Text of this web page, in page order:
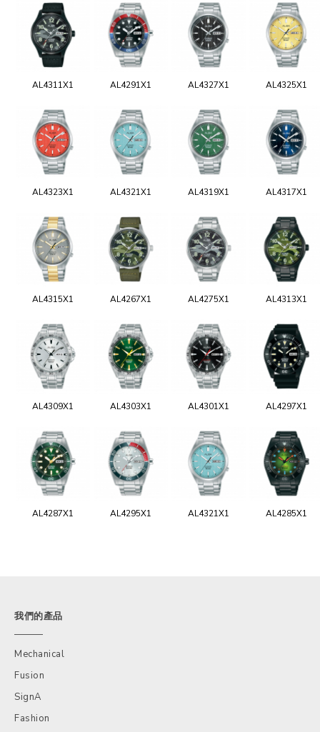
AL4311X1 AL4291X1 AL4327X1 AL4325X1
AL4323X1 AL4321X1 AL4319X1 AL4317X1
AL4315X1 AL4267X1 AL4275X1 AL4313X1
AL4309X1 AL4303X1 AL4301X1 AL4297X1
AL4287X1 AL4295X1 AL4321X1 AL4285X1
我們的產品
Mechanical
Fusion
SignA
Fashion